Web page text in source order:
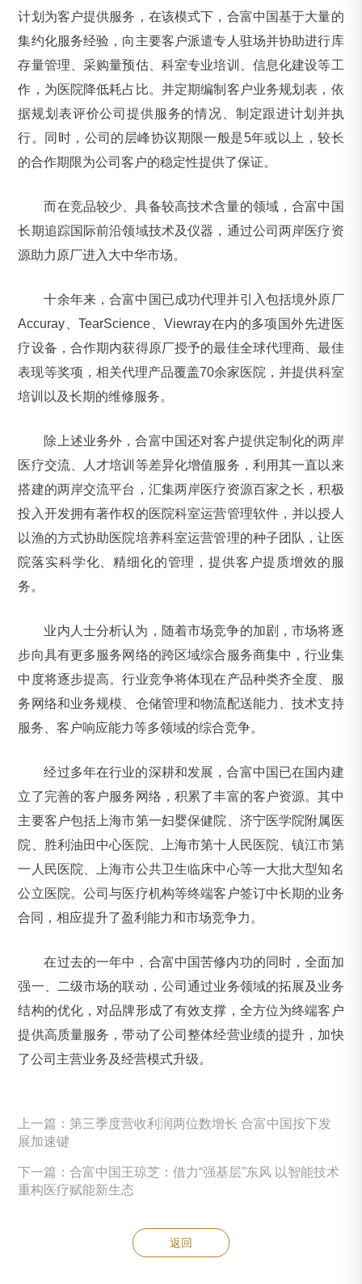
计划为客户提供服务，在该模式下，合富中国基于大量的
集约化服务经验，向主要客户派遣专人驻场并协助进行库
存量管理、采购量预估、科室专业培训、信息化建设等工
作，为医院降低耗占比。并定期编制客户业务规划表，依
据规划表评价公司提供服务的情况、制定跟进计划并执
行。同时，公司的层峰协议期限一般是5年或以上，较长
的合作期限为公司客户的稳定性提供了保证。
而在竞品较少、具备较高技术含量的领域，合富中国
长期追踪国际前沿领域技术及仪器，通过公司两岸医疗资
源助力原厂进入大中华市场。
十余年来，合富中国已成功代理并引入包括境外原厂
Accuray、TearScience、Viewray在内的多项国外先进医
疗设备，合作期内获得原厂授予的最佳全球代理商、最佳
表现等奖项，相关代理产品覆盖70余家医院，并提供科室
培训以及长期的维修服务。
除上述业务外，合富中国还对客户提供定制化的两岸
医疗交流、人才培训等差异化增值服务，利用其一直以来
搭建的两岸交流平台，汇集两岸医疗资源百家之长，积极
投入开发拥有著作权的医院科室运营管理软件，并以授人
以渔的方式协助医院培养科室运营管理的种子团队，让医
院落实科学化、精细化的管理，提供客户提质增效的服
务。
业内人士分析认为，随着市场竞争的加剧，市场将逐
步向具有更多服务网络的跨区域综合服务商集中，行业集
中度将逐步提高。行业竞争将体现在产品种类齐全度、服
务网络和业务规模、仓储管理和物流配送能力、技术支持
服务、客户响应能力等多领域的综合竞争。
经过多年在行业的深耕和发展，合富中国已在国内建
立了完善的客户服务网络，积累了丰富的客户资源。其中
主要客户包括上海市第一妇婴保健院、济宁医学院附属医
院、胜利油田中心医院、上海市第十人民医院、镇江市第
一人民医院、上海市公共卫生临床中心等一大批大型知名
公立医院。公司与医疗机构等终端客户签订中长期的业务
合同，相应提升了盈利能力和市场竞争力。
在过去的一年中，合富中国苦修内功的同时，全面加
强一、二级市场的联动，公司通过业务领域的拓展及业务
结构的优化，对品牌形成了有效支撑，全方位为终端客户
提供高质量服务，带动了公司整体经营业绩的提升，加快
了公司主营业务及经营模式升级。
上一篇：第三季度营收利润两位数增长 合富中国按下发
展加速键
下一篇：合富中国王琼芝：借力“强基层”东风 以智能技术
重构医疗赋能新生态
返回